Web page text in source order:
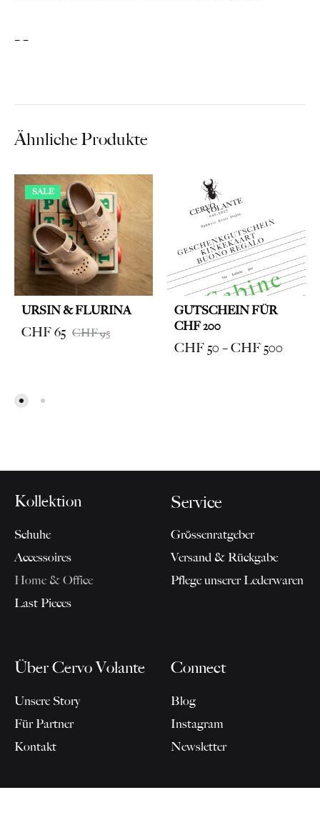
– –
Ähnliche Produkte
SALE
URSIN & FLURINA
CHF65 CHF95
GUTSCHEIN FÜR
CHF 200
CHF 50 –CHF 500
Kollektion
Schuhe
Accessoires
Home & Office
Last Pieces
Service
Grössenratgeber
Versand & Rückgabe
Pflege unserer Lederwaren
Über Cervo Volante
Unsere Story
Für Partner
Kontakt
Connect
Blog
Instagram
Newsletter